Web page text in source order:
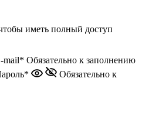
иметь полный доступ
mail* Обязательно к заполнению
Обязательно к